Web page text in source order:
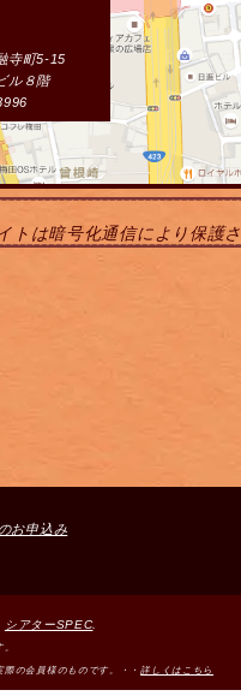
寺町5-15
ル８階
トは暗号化通信により保護
お申込み
シアターSPEC.
際の会員様のものです。・・詳しくはこちら